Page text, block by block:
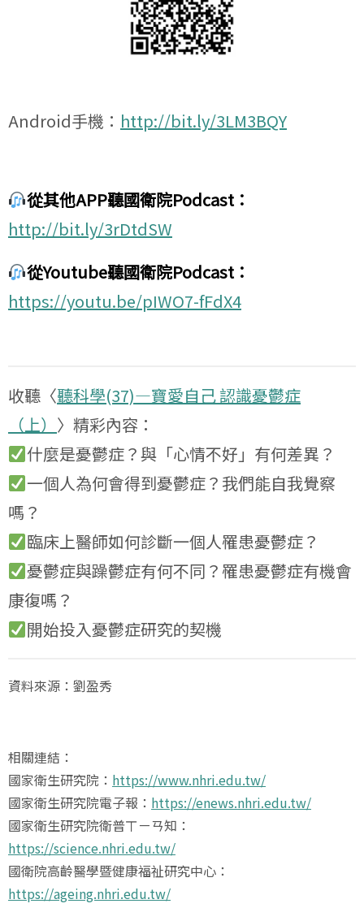
Android手機： http://bit.ly/3LM3BQY
從其他APP聽國衛院Podcast：
http://bit.ly/3rDtdSW
從Youtube聽國衛院Podcast：
https://youtu.be/pIWO7-fFdX4
收聽〈聽科學(37)—寶愛自己 認識憂鬱症
（上） 〉精彩內容：
什麼是憂鬱症？與「心情不好」有何差異？
一個人為何會得到憂鬱症？我們能自我覺察
嗎？
臨床上醫師如何診斷一個人罹患憂鬱症？
憂鬱症與躁鬱症有何不同？罹患憂鬱症有機會
康復嗎？
開始投入憂鬱症研究的契機
資料來源：劉盈秀
相關連結：
國家衛生研究院： https://www.nhri.edu.tw/
國家衛生研究院電子報： https://enews.nhri.edu.tw/
國家衛生研究院衛普ㄒㄧㄢ知：
https://science.nhri.edu.tw/
國衛院高齡醫學暨健康福祉研究中心：
https://ageing.nhri.edu.tw/